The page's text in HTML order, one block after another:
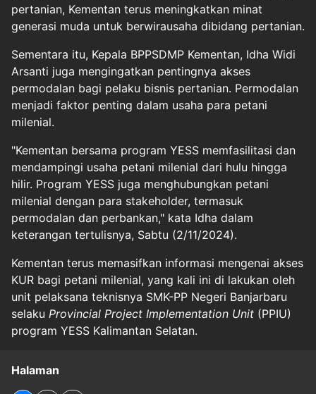
pertanian, Kementan terus meningkatkan minat
generasi muda untuk berwirausaha dibidang pertanian.
Sementara itu, Kepala BPPSDMP Kementan, Idha Widi
Arsanti juga mengingatkan pentingnya akses
permodalan bagi pelaku bisnis pertanian. Permodalan
menjadi faktor penting dalam usaha para petani
milenial.
"Kementan bersama program YESS memfasilitasi dan
mendampingi usaha petani milenial dari hulu hingga
hilir. Program YESS juga menghubungkan petani
milenial dengan para stakeholder, termasuk
permodalan dan perbankan," kata Idha dalam
keterangan tertulisnya, Sabtu (2/11/2024).
Kementan terus memasifkan informasi mengenai akses
KUR bagi petani milenial, yang kali ini di lakukan oleh
unit pelaksana teknisnya SMK-PP Negeri Banjarbaru
selaku Provincial Project Implementation Unit (PPIU)
program YESS Kalimantan Selatan.
Halaman